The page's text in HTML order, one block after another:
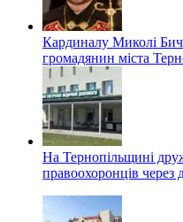
Кардиналу Миколі
громадянин міста
На Тернопільщині
правоохоронців через